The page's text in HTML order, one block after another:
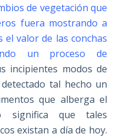
de vegetación que
fuera mostrando a
valor de las conchas
un proceso de
incipientes modos de
tal hecho un
que alberga el
significa que tales
existan a día de hoy.